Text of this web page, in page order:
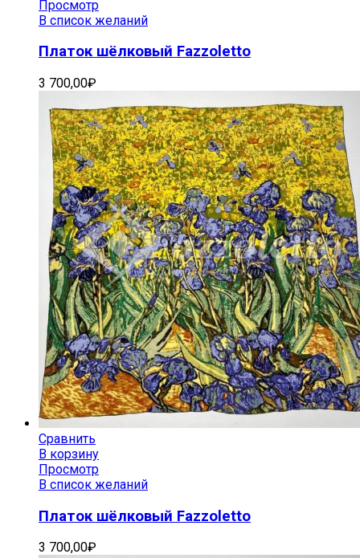
Просмотр
В список желаний
Платок шёлковый Fazzoletto
3 700,00₽
Сравнить
В корзину
Просмотр
В список желаний
Платок шёлковый Fazzoletto
3 700,00₽